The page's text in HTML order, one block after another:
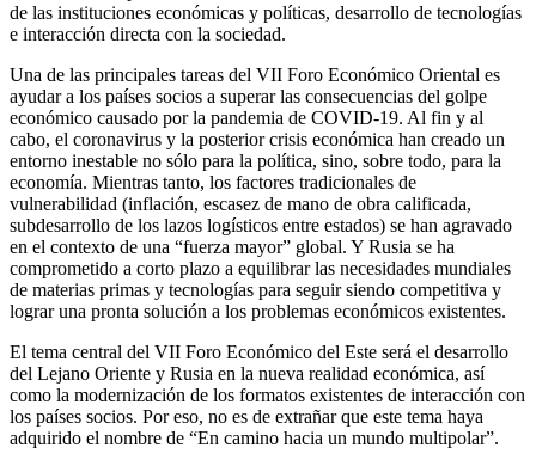
de las instituciones económicas y políticas, desarrollo de tecnologías
e interacción directa con la sociedad.
Una de las principales tareas del VII Foro Económico Oriental es
ayudar a los países socios a superar las consecuencias del golpe
económico causado por la pandemia de COVID-19. Al fin y al
cabo, el coronavirus y la posterior crisis económica han creado un
entorno inestable no sólo para la política, sino, sobre todo, para la
economía. Mientras tanto, los factores tradicionales de
vulnerabilidad (inflación, escasez de mano de obra calificada,
subdesarrollo de los lazos logísticos entre estados) se han agravado
en el contexto de una “fuerza mayor” global. Y Rusia se ha
comprometido a corto plazo a equilibrar las necesidades mundiales
de materias primas y tecnologías para seguir siendo competitiva y
lograr una pronta solución a los problemas económicos existentes.
El tema central del VII Foro Económico del Este será el desarrollo
del Lejano Oriente y Rusia en la nueva realidad económica, así
como la modernización de los formatos existentes de interacción con
los países socios. Por eso, no es de extrañar que este tema haya
adquirido el nombre de “En camino hacia un mundo multipolar”.